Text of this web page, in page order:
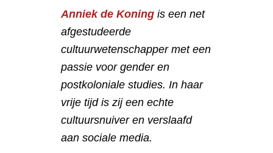
Anniek de Koning is een net
afgestudeerde
cultuurwetenschapper met een
passie voor gender en
postkoloniale studies. In haar
vrije tijd is zij een echte
cultuursnuiver en verslaafd
aan sociale media.